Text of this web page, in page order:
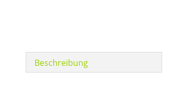
Beschreibung